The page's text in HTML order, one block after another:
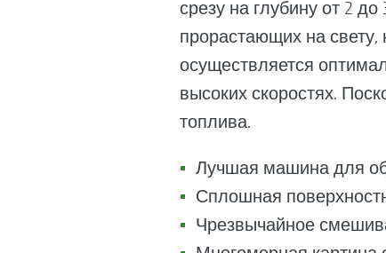
срезу на глубину от 2
прорастающих на свету,
осуществляется
высоких скоростях.
топлива.
Лучшая машина для
Сплошная
Чрезвычайное